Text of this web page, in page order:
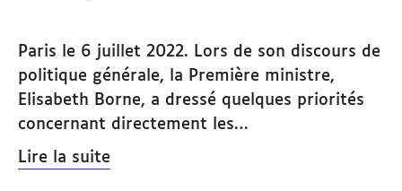
Paris le 6 juillet 2022. Lors de son discours de
politique générale, la Première ministre,
Elisabeth Borne, a dressé quelques priorités
concernant directement les…
Lire la suite